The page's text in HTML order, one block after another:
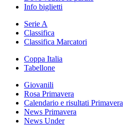
Info biglietti
Serie A
Classifica
Classifica Marcatori
Coppa Italia
Tabellone
Giovanili
Rosa Primavera
Calendario e risultati Primavera
News Primavera
News Under